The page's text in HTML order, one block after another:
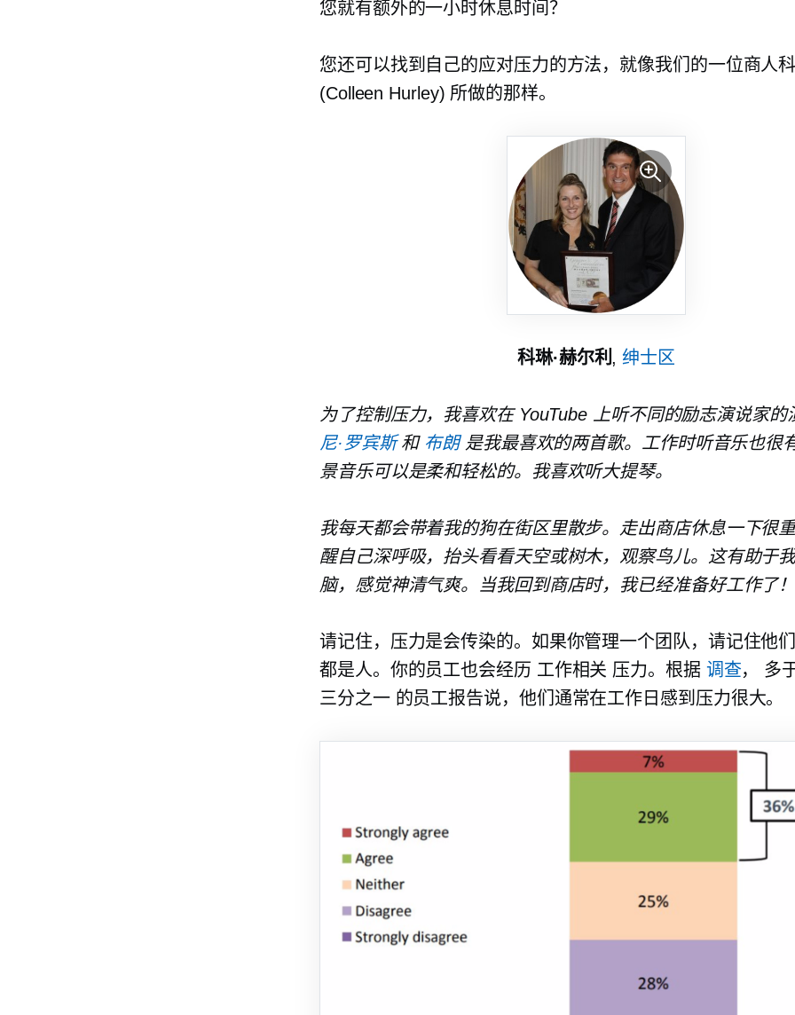
您就有额外的一小时休息时间？
您还可以找到自己的应对压力的方法，就像我们的一位商人
(Colleen Hurley) 所做的那样。
科琳·赫尔利 ,绅士区
为了控制压力，我喜欢在 YouTube 上听不同的励志演说家
尼·罗宾斯和 布朗是我最喜欢的两首歌。工作时听音乐也很
景音乐可以是柔和轻松的。我喜欢听大提琴。
我每天都会带着我的狗在街区里散步。走出商店休息一下很
醒自己深呼吸，抬头看看天空或树木，观察鸟儿。这有助于
脑，感觉神清气爽。当我回到商店时，我已经准备好工作了
请记住，压力是会传染的。如果你管理一个团队，请记住他
都是人。你的员工也会经历 工作相关 压力。根据 调查， 多
三分之一的员工报告说，他们通常在工作日感到压力很大。